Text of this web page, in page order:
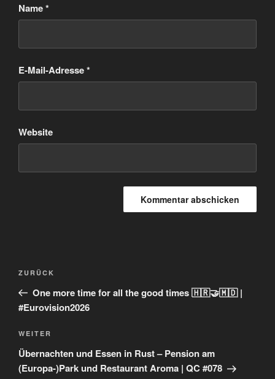
Name*
E-Mail-Adresse*
Website
Beitragsnavigation
Vorheriger
Beitrag
ZURÜCK
One more time for all the good times 🇭🇷🤝🇲🇩 |
#Eurovision2026
Nächster
Beitrag
WEITER
Übernachten und Essen in Rust – Pension am
(Europa-)Park und Restaurant Aroma | QC #078